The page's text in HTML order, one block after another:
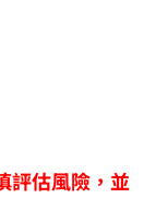
評估風險，並